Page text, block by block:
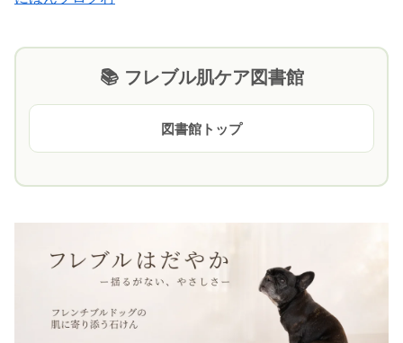
📚 フレブル肌ケア図書館
図書館トップ